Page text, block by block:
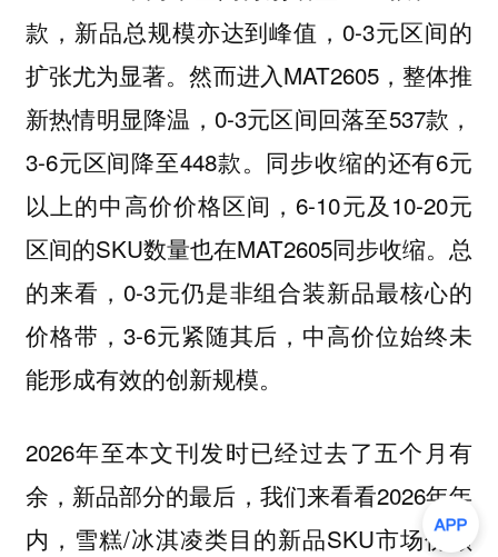
款，新品总规模亦达到峰值，0-3元区间的
扩张尤为显著。然而进入MAT2605，整体推
新热情明显降温，0-3元区间回落至537款，
3-6元区间降至448款。同步收缩的还有6元
以上的中高价价格区间，6-10元及10-20元
区间的SKU数量也在MAT2605同步收缩。总
的来看，0-3元仍是非组合装新品最核心的
价格带，3-6元紧随其后，中高价位始终未
能形成有效的创新规模。
2026年至本文刊发时已经过去了五个月有
余，新品部分的最后，我们来看看2026年年
内，雪糕/冰淇凌类目的新品SKU市场份额